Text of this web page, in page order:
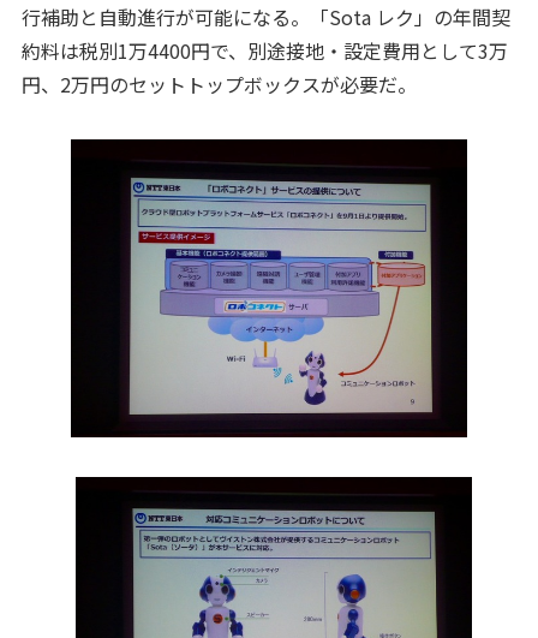
行補助と自動進行が可能になる。「Sota レク」の年間契
約料は税別1万4400円で、別途接地・設定費用として3万
円、2万円のセットトップボックスが必要だ。